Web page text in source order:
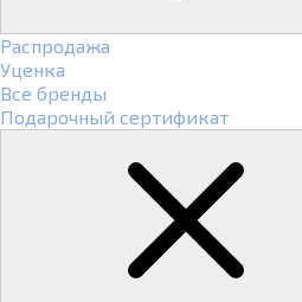
Распродажа
Уценка
Все бренды
Подарочный сертификат